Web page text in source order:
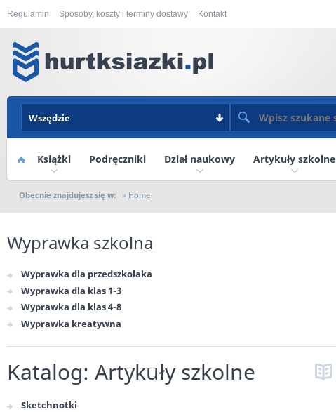
Regulamin Sposoby, koszty i terminy dostawy Kontakt
Wszędzie
Home
Książki Podręczniki Dział naukowy Artykuły szkolne
Obecnie znajdujesz się w: Home
Wyprawka szkolna
Wyprawka dla przedszkolaka
Wyprawka dla klas 1-3
Wyprawka dla klas 4-8
Wyprawka kreatywna
Katalog: Artykuły szkolne
Sketchnotki